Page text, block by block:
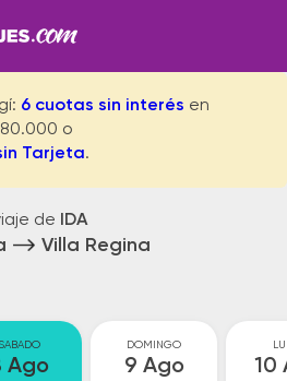
6 cuotas sin interés en
o
Tarjeta.
de IDA
Villa Regina
SABADO
Ago
DOMINGO
9 Ago 10